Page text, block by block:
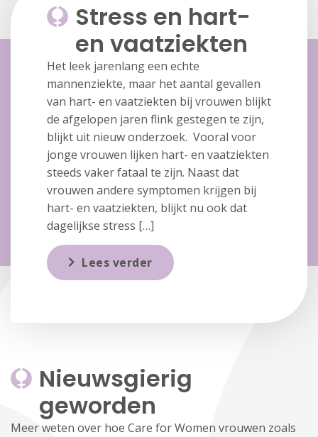
Stress en hart-
en vaatziekten
Het leek jarenlang een echte
mannenziekte, maar het aantal gevallen
van hart- en vaatziekten bij vrouwen blijkt
de afgelopen jaren flink gestegen te zijn,
blijkt uit nieuw onderzoek. Vooral voor
jonge vrouwen lijken hart- en vaatziekten
steeds vaker fataal te zijn. Naast dat
vrouwen andere symptomen krijgen bij
hart- en vaatziekten, blijkt nu ook dat
dagelijkse stress […]
Lees verder
Nieuwsgierig
geworden
Meer weten over hoe Care for Women vrouwen zoals